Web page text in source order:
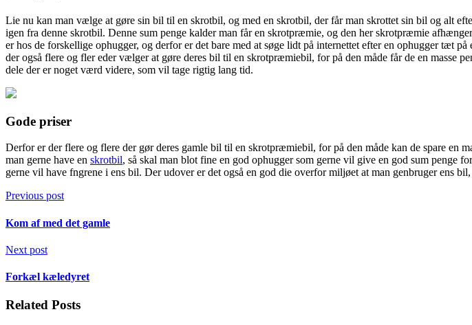
Lie nu kan man vælge at gøre sin bil til en skrotbil, og med en skrotbil, der får man skrottet sin bil og alt
igen fra denne skrotbil. Denne sum penge kalder man får en skrotpræmie, og den her skrotpræmie
er hos de forskellige ophugger, og derfor er det bare med at søge lidt på internettet efter en ophugger
der også flere og fler eder vælger at gøre deres bil til en skrotpræmiebil, for på den måde får de en masse
dele der er noget værd videre, som vil tage rigtig lang tid.
Gode priser
Derfor er der flere og flere der gør deres gamle bil til en skrotpræmiebil, for på den måde kan de spare en
man gerne have en skrotbil, så skal man blot fine en god ophugger som gerne vil give en god sum
gerne vil have fngrene i ens bil. Der udover er det også en god die overfor miljøet at man genbruger ens
Previous post
Kom af med det gamle
Next post
Forkæl kæledyret
Related Posts